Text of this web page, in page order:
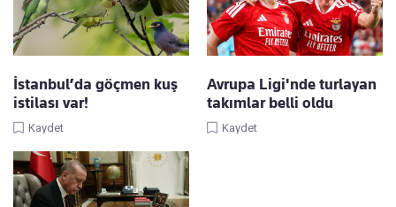
İstanbul’da göçmen kuş
istilası var!
Kaydet
Avrupa Ligi'nde turlayan
takımlar belli oldu
Kaydet